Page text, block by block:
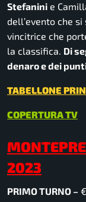
Stefanini e
dell’evento che
vincitrice che
la classifica. Di
denaro e dei
TABELLONE
COPERTURA TV
2023
PRIMO TURNO –